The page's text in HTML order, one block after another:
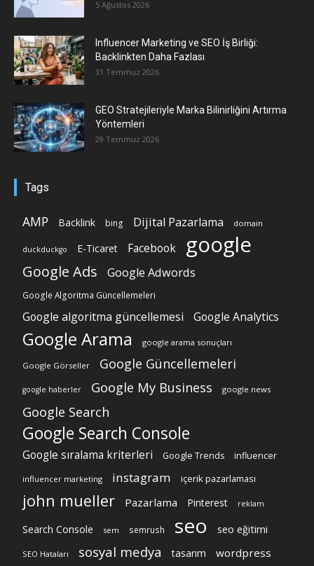
5 Ağustos 2026
Influencer Marketing ve SEO İş Birliği:
Backlinkten Daha Fazlası
31 Temmuz 2026
GEO Stratejileriyle Marka Bilinirliğini Artırma
Yöntemleri
29 Temmuz 2026
Tags
AMP Backlink bing Dijital Pazarlama domain
duckduckgo E-Ticaret Facebook google
Google Ads Google Adwords
Google Algoritma Güncellemeleri
Google algoritma güncellemesi Google Analytics
Google Arama google arama sonuçları
Google Görseller Google Güncellemeleri
google haberler Google My Business google news
Google Search
Google Search Console
Google sıralama kriterleri Google Trends influencer
influencer marketing instagram içerik pazarlaması
john mueller Pazarlama Pinterest reklam
Search Console sem semrush seo seo eğitimi
SEO Hataları sosyal medya tasarım wordpress